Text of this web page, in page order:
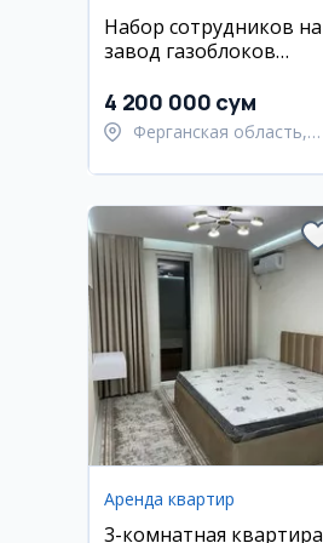
Набор сотрудников на
завод газоблоков
4 200 000 сум
Ферганская область,
Аренда квартир
3-комнатная квартира